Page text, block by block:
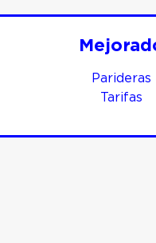
Parideras
Tarifas